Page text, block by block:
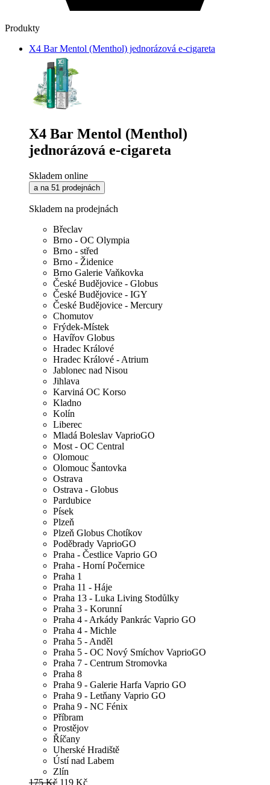
Produkty
X4 Bar Mentol (Menthol) jednorázová e-cigareta
X4 Bar Mentol (Menthol)
jednorázová e-cigareta
Skladem online
a na 51 prodejnách
Skladem na prodejnách
Břeclav
Brno - OC Olympia
Brno - střed
Brno - Židenice
Brno Galerie Vaňkovka
České Budějovice - Globus
České Budějovice - IGY
České Budějovice - Mercury
Chomutov
Frýdek-Místek
Havířov Globus
Hradec Králové
Hradec Králové - Atrium
Jablonec nad Nisou
Jihlava
Karviná OC Korso
Kladno
Kolín
Liberec
Mladá Boleslav VaprioGO
Most - OC Central
Olomouc
Olomouc Šantovka
Ostrava
Ostrava - Globus
Pardubice
Písek
Plzeň
Plzeň Globus Chotíkov
Poděbrady VaprioGO
Praha - Čestlice Vaprio GO
Praha - Horní Počernice
Praha 1
Praha 11 - Háje
Praha 13 - Luka Living Stodůlky
Praha 3 - Korunní
Praha 4 - Arkády Pankrác Vaprio GO
Praha 4 - Michle
Praha 5 - Anděl
Praha 5 - OC Nový Smíchov VaprioGO
Praha 7 - Centrum Stromovka
Praha 8
Praha 9 - Galerie Harfa Vaprio GO
Praha 9 - Letňany Vaprio GO
Praha 9 - NC Fénix
Příbram
Prostějov
Říčany
Uherské Hradiště
Ústí nad Labem
Zlín
175 Kč 119 Kč